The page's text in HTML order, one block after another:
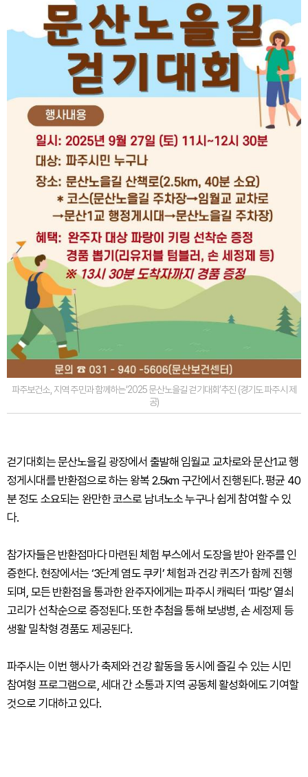
파주보건소, 지역 주민과 함께하는‘2025 문산노을길 걷기대회’추진 (경기도 파주시 제
공)
걷기대회는 문산노을길 광장에서 출발해 임월교 교차로와 문산1교 행
정게시대를 반환점으로 하는 왕복 2.5km 구간에서 진행된다. 평균 40
분 정도 소요되는 완만한 코스로 남녀노소 누구나 쉽게 참여할 수 있
다.
참가자들은 반환점마다 마련된 체험 부스에서 도장을 받아 완주를 인
증한다. 현장에서는 ‘3단계 염도 쿠키’ 체험과 건강 퀴즈가 함께 진행
되며, 모든 반환점을 통과한 완주자에게는 파주시 캐릭터 ‘파랑’ 열쇠
고리가 선착순으로 증정된다. 또한 추첨을 통해 보냉병, 손 세정제 등
생활 밀착형 경품도 제공된다.
파주시는 이번 행사가 축제와 건강 활동을 동시에 즐길 수 있는 시민
참여형 프로그램으로, 세대 간 소통과 지역 공동체 활성화에도 기여할
것으로 기대하고 있다.